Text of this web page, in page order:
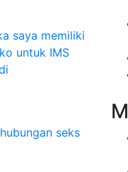
saya memiliki
untuk IMS
seks
M